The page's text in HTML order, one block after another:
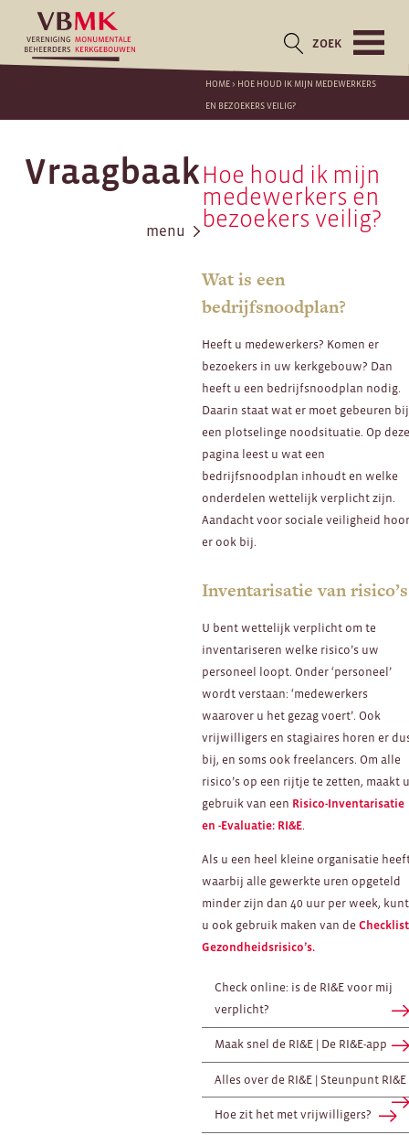
ZOEK
HOME> HOE HOUD IK MIJN MEDEWERKERS
EN BEZOEKERS VEILIG?
Vraagbaak
menu
Hoe houd ik mijn
medewerkers en
bezoekers veilig?
Wat is een
bedrijfsnoodplan?
Heeft u medewerkers? Komen er
bezoekers in uw kerkgebouw? Dan
heeft u een bedrijfsnoodplan nodig.
Daarin staat wat er moet gebeuren bij
een plotselinge noodsituatie. Op
pagina leest u wat een
bedrijfsnoodplan inhoudt en welke
onderdelen wettelijk verplicht zijn.
Aandacht voor sociale veiligheid
er ook bij.
Inventarisatie van risico’s
U bent wettelijk verplicht om te
inventariseren welke risico’s uw
personeel loopt. Onder ‘personeel’
wordt verstaan: ‘medewerkers
waarover u het gezag voert’. Ook
vrijwilligers en stagiaires horen er
bij, en soms ook freelancers. Om alle
risico’s op een rijtje te zetten, maakt
gebruik van een Risico-Inventarisatie
en -Evaluatie: RI&E.
Als u een heel kleine organisatie
waarbij alle gewerkte uren opgeteld
minder zijn dan 40 uur per week, kunt
u ook gebruik maken van deChecklist
Gezondheidsrisico’s.
Check online: is de RI&E voor mij
verplicht?
Maak snel de RI&E | De RI&E-app
Alles over de RI&E | Steunpunt RI&E
Hoe zit het met vrijwilligers?